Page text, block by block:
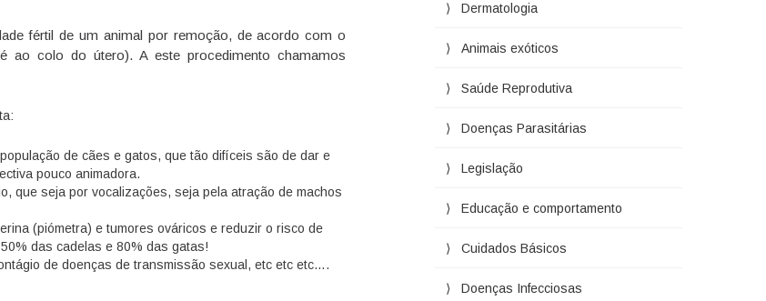
fértil de um animal por remoção, de acordo com o
colo do útero). A este procedimento chamamos
de cães e gatos, que tão difíceis são de dar e
pouco animadora.
que seja por vocalizações, seja pela atração de machos
(piómetra) e tumores ováricos e reduzir o risco de
das cadelas e 80% das gatas!
de doenças de transmissão sexual, etc etc etc….
Dermatologia
Animais exóticos
Saúde Reprodutiva
Doenças Parasitárias
Legislação
Educação e comportamento
Cuidados Básicos
Doenças Infecciosas